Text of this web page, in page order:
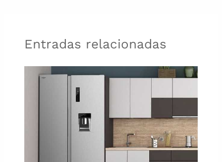
Entradas relacionadas